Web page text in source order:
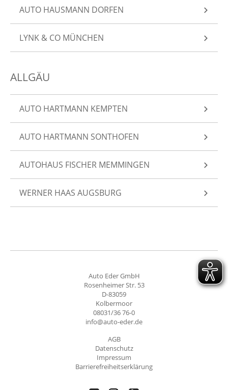
AUTO HAUSMANN DORFEN
LYNK & CO MÜNCHEN
ALLGÄU
AUTO HARTMANN KEMPTEN
AUTO HARTMANN SONTHOFEN
AUTOHAUS FISCHER MEMMINGEN
WERNER HAAS AUGSBURG
Auto Eder GmbH
Rosenheimer Str. 53
D-83059
Kolbermoor
08031/36 76-0
info@auto-eder.de
AGB
Datenschutz
Impressum
Barrierefreiheitserklärung